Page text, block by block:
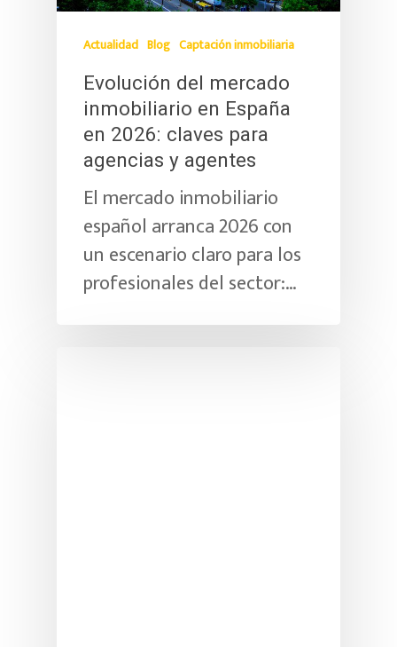
Actualidad Blog Captación inmobiliaria
Evolución del mercado
inmobiliario en España
en 2026: claves para
agencias y agentes
El mercado inmobiliario
español arranca 2026 con
un escenario claro para los
profesionales del sector:…